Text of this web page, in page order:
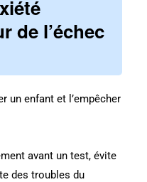
de l’échec
un enfant et l’empêcher
avant un test, évite
des troubles du